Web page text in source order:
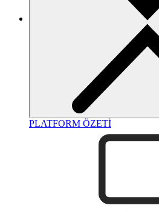
PLATFORM ÖZETİ